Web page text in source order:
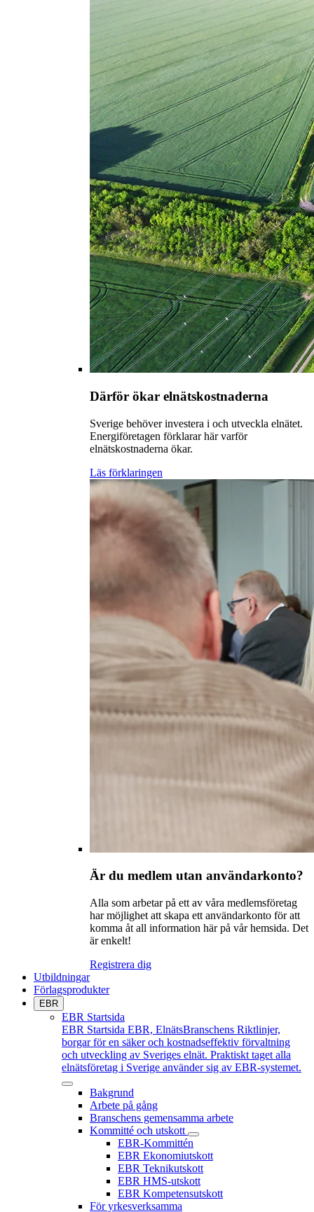
Därför ökar elnätskostnaderna
Sverige behöver investera i och utveckla elnätet.
Energiföretagen förklarar här varför
elnätskostnaderna ökar.
Läs förklaringen
Är du medlem utan användarkonto?
Alla som arbetar på ett av våra medlemsföretag
har möjlighet att skapa ett användarkonto för att
komma åt all information här på vår hemsida. Det
är enkelt!
Registrera dig
Utbildningar
Förlagsprodukter
EBR
EBR Startsida
EBR Startsida EBR, ElnätsBranschens Riktlinjer,
borgar för en säker och kostnadseffektiv förvaltning
och utveckling av Sveriges elnät. Praktiskt taget alla
elnätsföretag i Sverige använder sig av EBR-systemet.
Bakgrund
Arbete på gång
Branschens gemensamma arbete
Kommitté och utskott
EBR-Kommittén
EBR Ekonomiutskott
EBR Teknikutskott
EBR HMS-utskott
EBR Kompetensutskott
För yrkesverksamma